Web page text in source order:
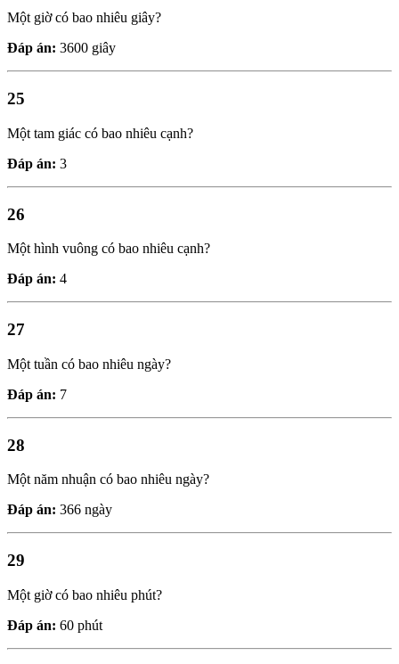
Một giờ có bao nhiêu giây?
Đáp án: 3600 giây
25
Một tam giác có bao nhiêu cạnh?
Đáp án: 3
26
Một hình vuông có bao nhiêu cạnh?
Đáp án: 4
27
Một tuần có bao nhiêu ngày?
Đáp án: 7
28
Một năm nhuận có bao nhiêu ngày?
Đáp án: 366 ngày
29
Một giờ có bao nhiêu phút?
Đáp án: 60 phút